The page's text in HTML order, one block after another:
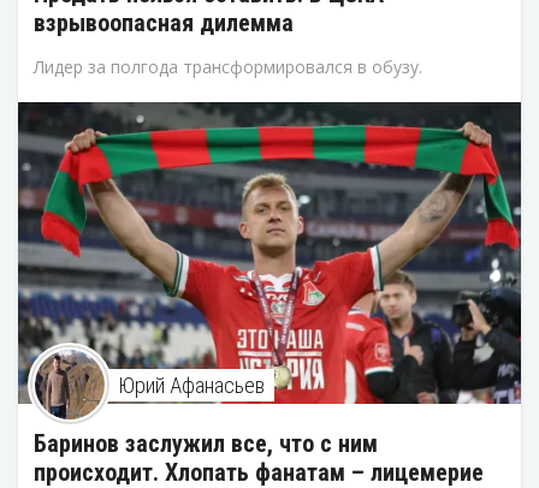
взрывоопасная дилемма
Лидер за полгода трансформировался в обузу.
Юрий Афанасьев
Баринов заслужил все, что с ним
происходит. Хлопать фанатам – лицемерие